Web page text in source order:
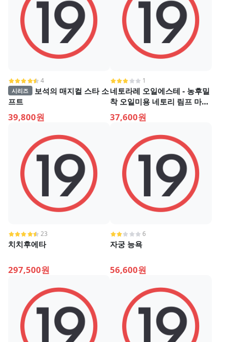
4
시리즈
보석의 매지컬 스타 소
프트
39,800원
1
네토라레 오일에스테 - 농후밀
착 오일미용 네토리 림프 마사
지
37,600원
23
치치후에타
297,500원
6
자궁 능욕
56,600원